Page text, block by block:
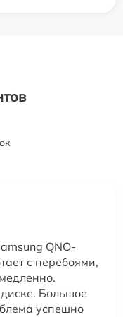
QNO-
с перебоями,
Большое
успешно